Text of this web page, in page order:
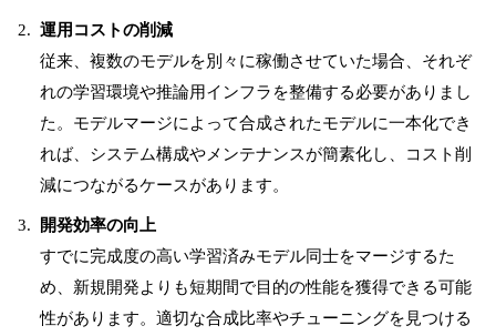
運用コストの削減
従来、複数のモデルを別々に稼働させていた場合、それぞ
れの学習環境や推論用インフラを整備する必要がありまし
た。モデルマージによって合成されたモデルに一本化でき
れば、システム構成やメンテナンスが簡素化し、コスト削
減につながるケースがあります。
開発効率の向上
すでに完成度の高い学習済みモデル同士をマージするた
め、新規開発よりも短期間で目的の性能を獲得できる可能
性があります。適切な合成比率やチューニングを見つける